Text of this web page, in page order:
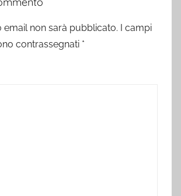
email non sarà pubblicato. I campi
contrassegnati *